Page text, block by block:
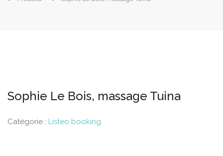
Sophie Le Bois, massage Tuina
Catégorie : Listeo booking